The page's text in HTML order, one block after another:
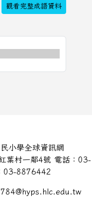
觀看完整成語資料
小學全球資訊網
葉村一鄰4號 電話：03-
03-8876442